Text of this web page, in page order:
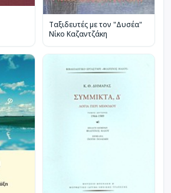
Ταξιδευτές με τον "Δυσέα"
Νίκο Καζαντζάκη